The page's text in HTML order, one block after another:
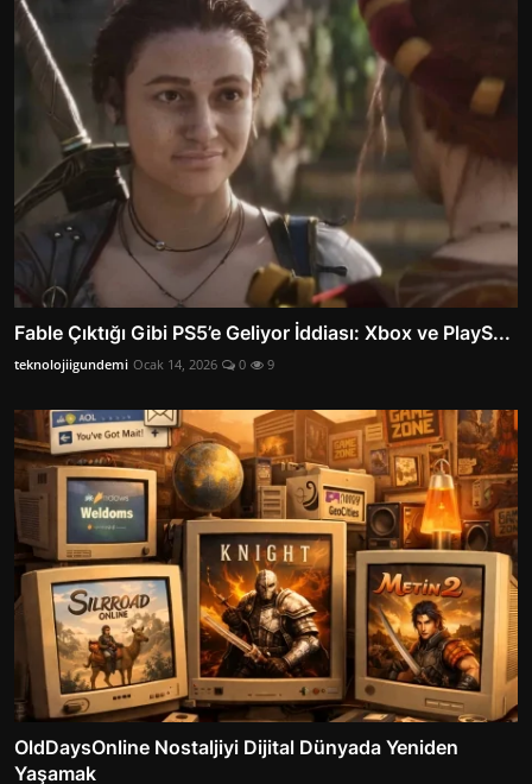
Fable Çıktığı Gibi PS5’e Geliyor İddiası: Xbox ve PlayS...
teknolojiigundemi Ocak 14, 2026 0 9
OldDaysOnline Nostaljiyi Dijital Dünyada Yeniden
Yaşamak